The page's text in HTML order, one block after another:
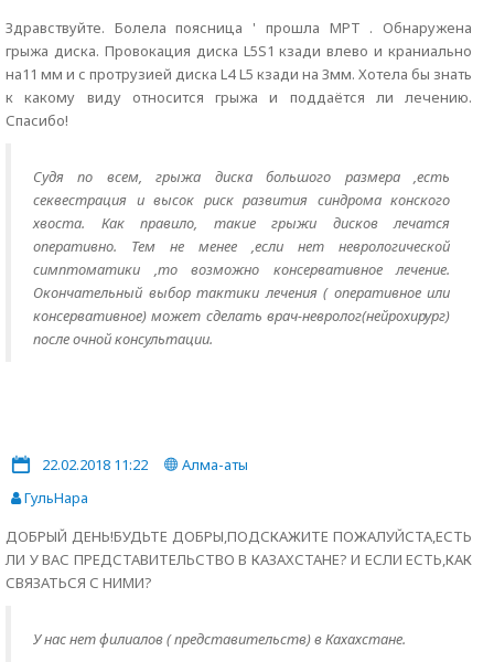
Здравствуйте. Болела поясница ' прошла МРТ . Обнаружена
грыжа диска. Провокация диска L5S1 кзади влево и краниально
на11 мм и с протрузией диска L4 L5 кзади на 3мм. Хотела бы знать
к какому виду относится грыжа и поддаётся ли лечению.
Спасибо!
Судя по всем, грыжа диска большого размера ,есть
секвестрация и высок риск развития синдрома конского
хвоста. Как правило, такие грыжи дисков лечатся
оперативно. Тем не менее ,если нет неврологической
симптоматики ,то возможно консервативное лечение.
Окончательный выбор тактики лечения ( оперативное или
консервативное) может сделать врач-невролог(нейрохирург)
после очной консультации.
22.02.2018 11:22
Алма-аты
ГульНара
ДОБРЫЙ ДЕНЬ!БУДЬТЕ ДОБРЫ,ПОДСКАЖИТЕ ПОЖАЛУЙСТА,ЕСТЬ
ЛИ У ВАС ПРЕДСТАВИТЕЛЬСТВО В КАЗАХСТАНЕ? И ЕСЛИ ЕСТЬ,КАК
СВЯЗАТЬСЯ С НИМИ?
У нас нет филиалов ( представительств) в Кахахстане.